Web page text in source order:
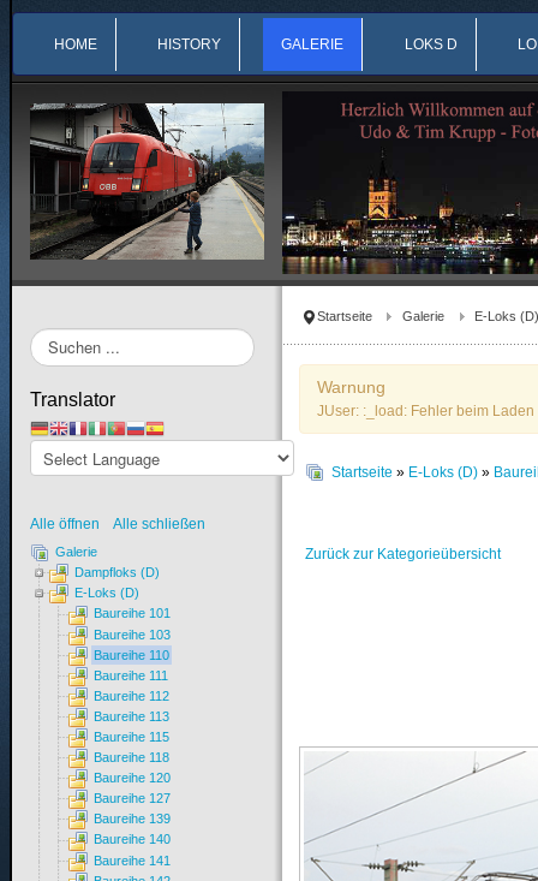
HOME HISTORY GALERIE LOKS D
Startseite Galerie E-Loks (D)
Warnung
JUser: :_load: Fehler beim
Startseite » E-Loks (D) »
Zurück zur Kategorieübersicht
Suchen
...
Translator
Alle öffnen Alle schließen
Galerie
Dampfloks (D)
E-Loks (D)
Baureihe 101
Baureihe 103
Baureihe 110
Baureihe 111
Baureihe 112
Baureihe 113
Baureihe 115
Baureihe 118
Baureihe 120
Baureihe 127
Baureihe 139
Baureihe 140
Baureihe 141